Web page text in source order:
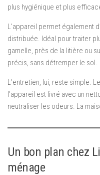
plus hygiénique et plus
L’appareil permet également
distribuée. Idéal pour traiter
gamelle, près de la litière ou
précis, sans détremper le sol.
L’entretien, lui, reste simple.
l’appareil est livré avec un
neutraliser les odeurs. La
Un bon plan chez
ménage